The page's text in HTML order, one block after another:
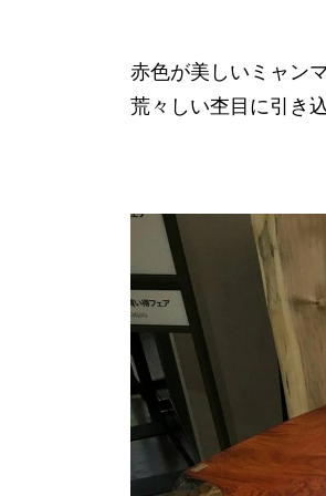
赤色が美しいミャン
荒々しい杢目に引き